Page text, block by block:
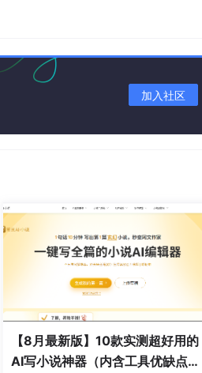
“AI起名”（堪比 小说人物名字生成
用好能少走弯路。
接到电脑浏览器打开体验更佳！）
加入社区
【8月最新版】10款实测超好用的
AI写小说神器（内含工具优缺点对